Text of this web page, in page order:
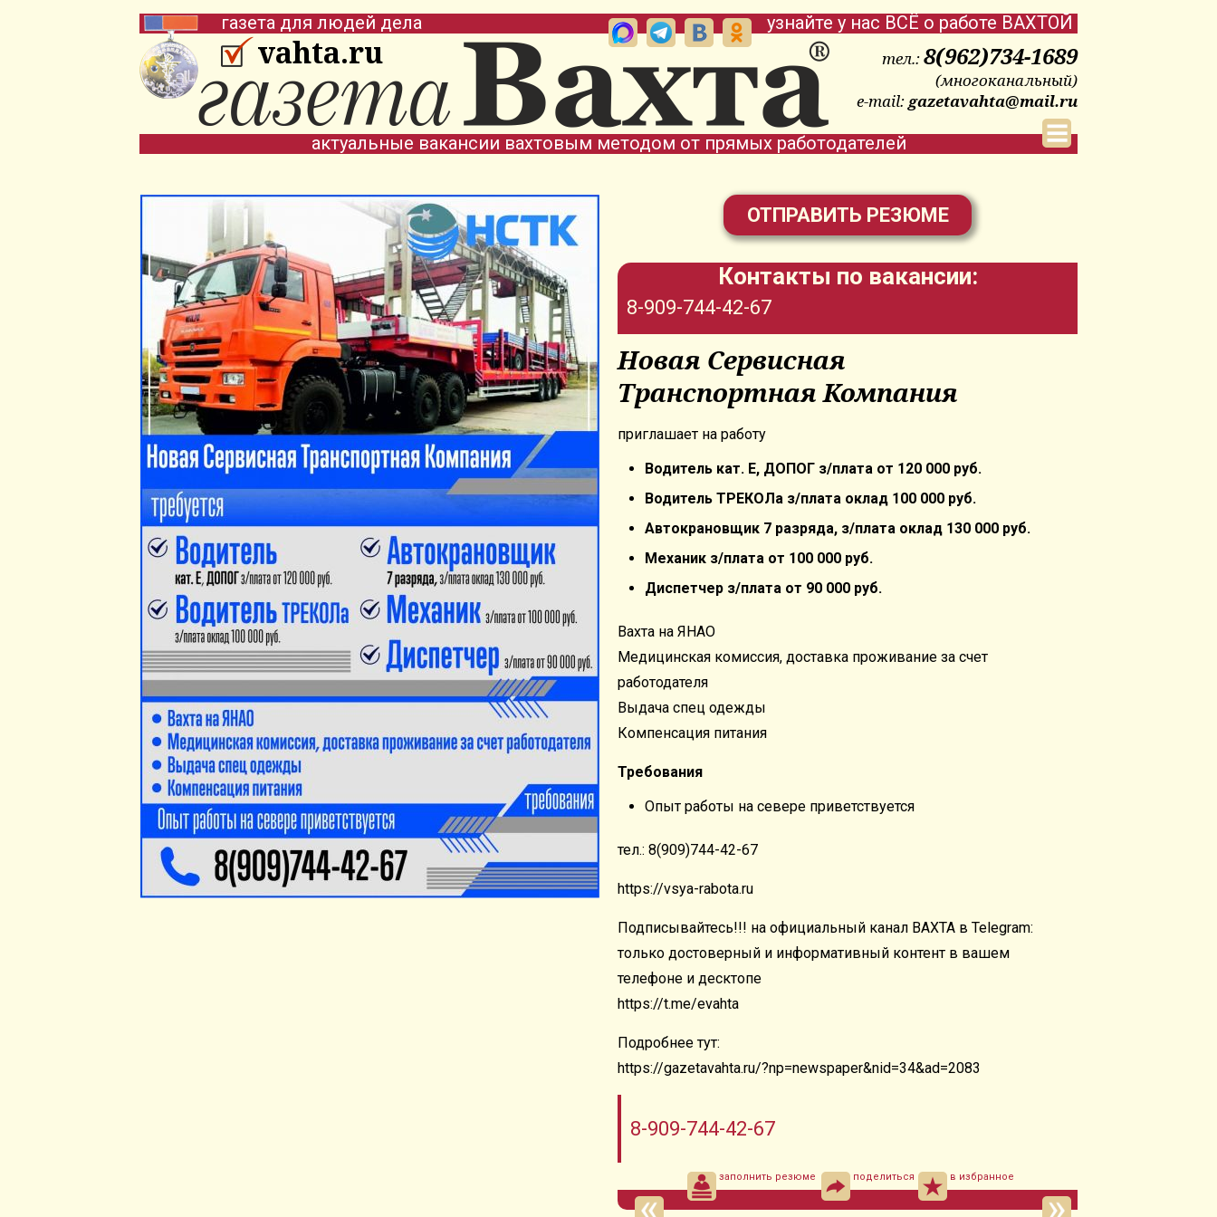
vahta.ru
газета для людей дела узнайте у нас ВСЁ о работе ВАХТОЙ
актуальные вакансии вахтовым методом от прямых работодателей
тел.:8(962)734-1689
(многоканальный)
e-mail: gazetavahta@mail.ru
ОТПРАВИТЬ РЕЗЮМЕ
Контакты по вакансии:
8-909-744-42-67
Новая Сервисная
Транспортная Компания
приглашает на работу
Водитель кат. Е, ДОПОГ з/плата от 120 000 руб.
Водитель ТРЕКОЛа з/плата оклад 100 000 руб.
Автокрановщик 7 разряда, з/плата оклад 130 000 руб.
Механик з/плата от 100 000 руб.
Диспетчер з/плата от 90 000 руб.
Вахта на ЯНАО
Медицинская комиссия, доставка проживание за счет
работодателя
Выдача спец одежды
Компенсация питания
Требования
Опыт работы на севере приветствуется
тел.: 8(909)744-42-67
https://vsya-rabota.ru
Подписывайтесь!!! на официальный канал ВАХТА в Telegram:
только достоверный и информативный контент в вашем
телефоне и десктопе
https://t.me/evahta
Подробнее тут:
https://gazetavahta.ru/?np=newspaper&nid=34&ad=2083
8-909-744-42-67
заполнить резюме поделиться в избранное